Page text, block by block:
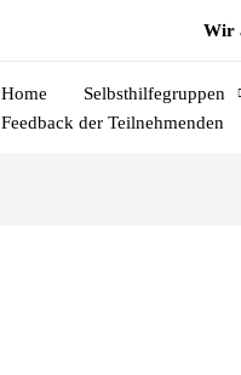
Wir
Home Selbsthilfegruppen
Feedback der Teilnehmenden